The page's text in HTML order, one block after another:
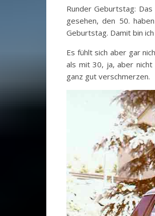
Runder Geburtstag:
gesehen, den 50.
Geburtstag. Damit bin
Es fühlt sich aber gar
als mit 30, ja, aber
ganz gut verschmerzen.